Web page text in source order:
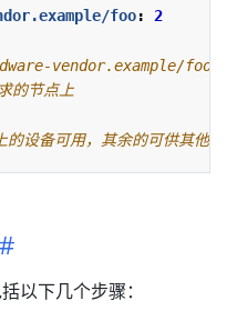
foo:
2
vendor.example/foo 设
的节点上
设备可用，其余的可供其他
以下几个步骤：